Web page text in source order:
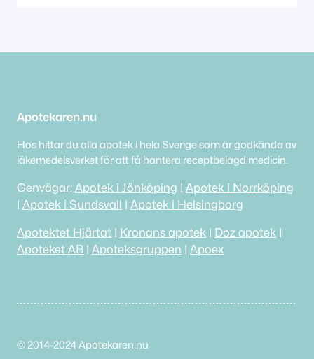
Apotekaren.nu
Hos hittar du alla apotek i hela Sverige som är godkända av
läkemedelsverket för att få hantera receptbelagd medicin.
Genvägar: Apotek i Jönköping | Apotek i Norrköping
| Apotek i Sundsvall | Apotek i Helsingborg
Apotektet Hjärtat | Kronans apotek | Doz apotek |
Apoteket AB | Apoteksgruppen | Apoex
© 2014-2024 Apotekaren.nu